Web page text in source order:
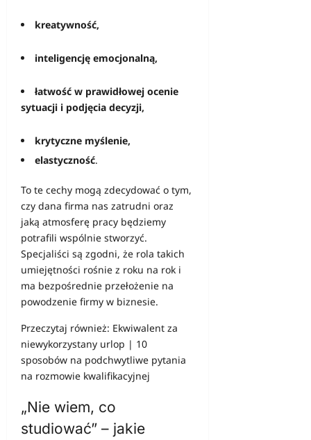
kreatywność,
inteligencję emocjonalną,
łatwość w prawidłowej ocenie
sytuacji i podjęcia decyzji,
krytyczne myślenie,
elastyczność.
To te cechy mogą zdecydować o tym,
czy dana firma nas zatrudni oraz
jaką atmosferę pracy będziemy
potrafili wspólnie stworzyć.
Specjaliści są zgodni, że rola takich
umiejętności rośnie z roku na rok i
ma bezpośrednie przełożenie na
powodzenie firmy w biznesie.
Przeczytaj również: Ekwiwalent za
niewykorzystany urlop | 10
sposobów na podchwytliwe pytania
na rozmowie kwalifikacyjnej
„Nie wiem, co
studiować” – jakie